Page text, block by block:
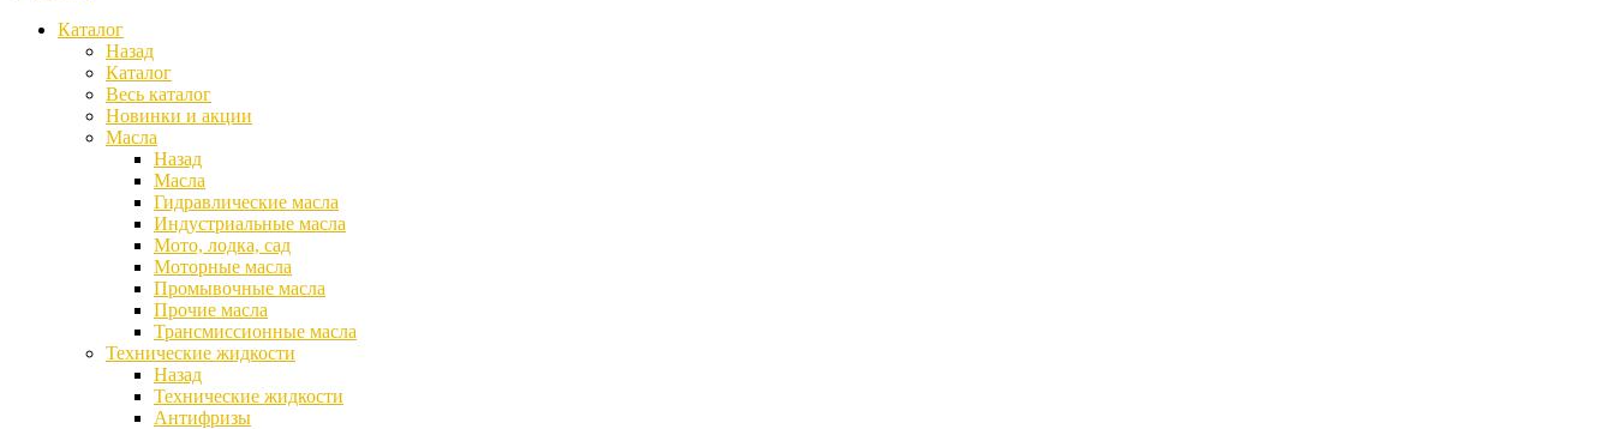
Каталог
Назад
Каталог
Весь каталог
Новинки и акции
Масла
Назад
Масла
Гидравлические масла
Индустриальные масла
Мото, лодка, сад
Моторные масла
Промывочные масла
Прочие масла
Трансмиссионные масла
Технические жидкости
Назад
Технические жидкости
Антифризы